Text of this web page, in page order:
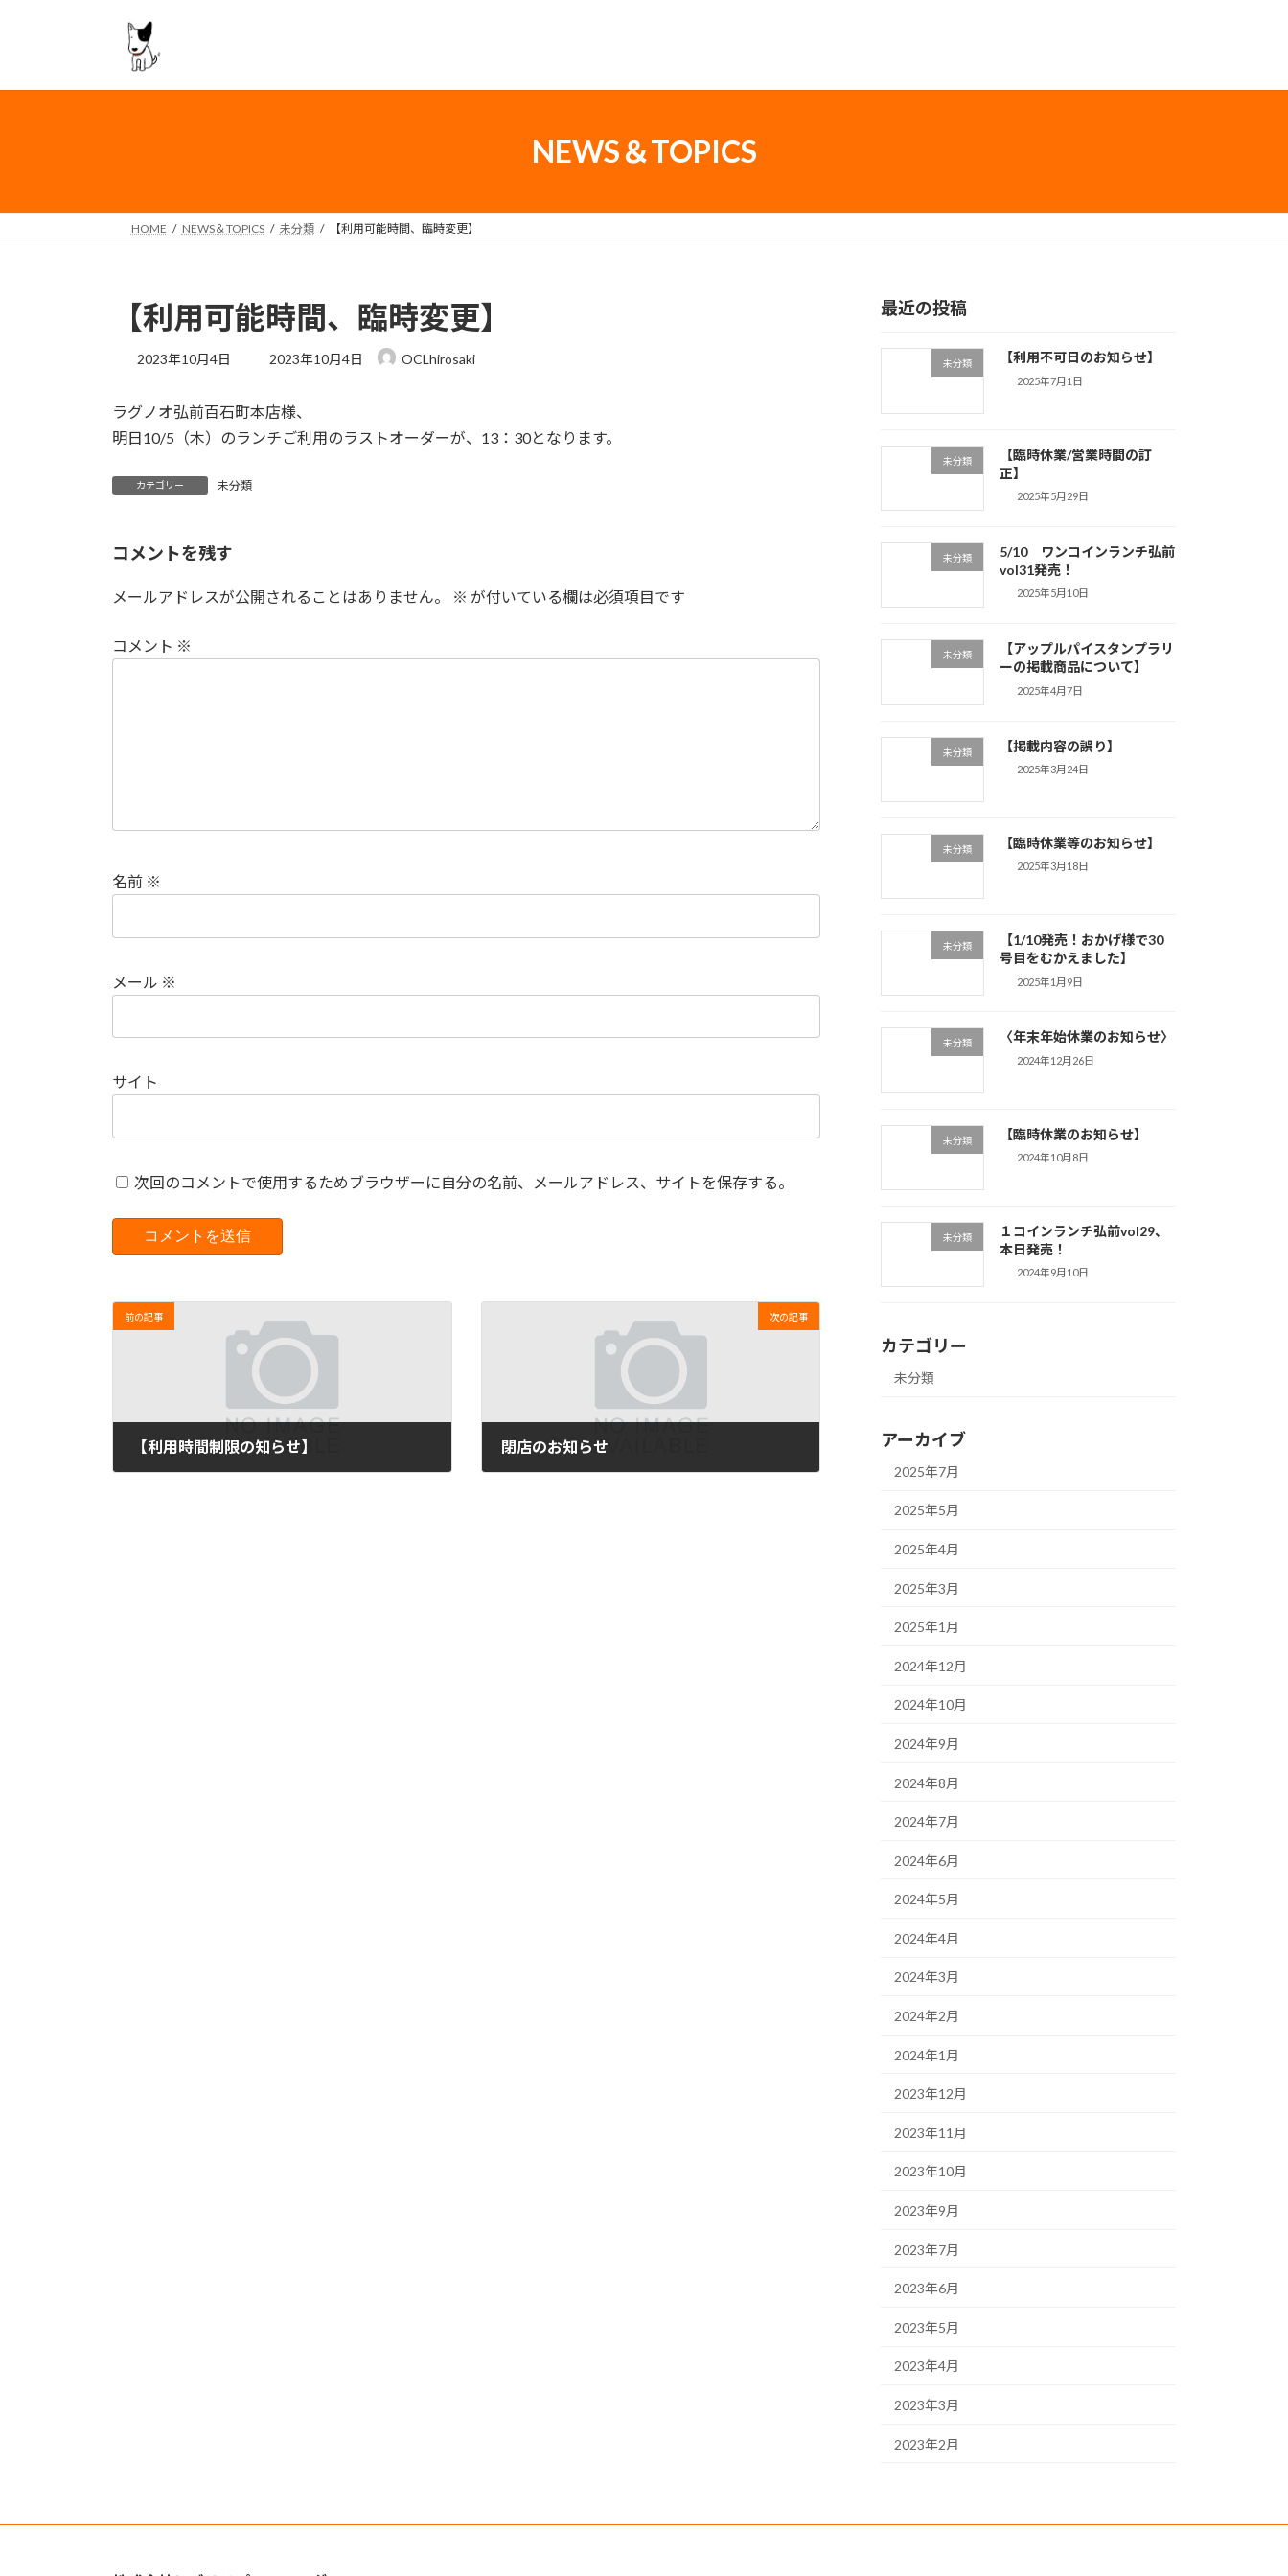
プ
動
NEWS＆TOPICS
HOME NEWS＆TOPICS 未分類 【利用可能時間、臨時変更】
【利用可能時間、臨時変更】
2023年10月4日
最
新
日
2023年10月4日 OCLhirosaki
ラグノオ弘前百石町本店様、
明日10/5（木）のランチご利用のラストオーダーが、13：30となります。
カテゴリー 未分類
コメントを残す
メールアドレスが公開されることはありません。 ※ が付いている欄は必須項目です
コメント ※
名前 ※
メール ※
サイト
次回のコメントで使用するためブラウザーに自分の名前、メールアドレス、サイトを保存する。
前の記事
【利用時間制限の知らせ】
次の記事
閉店のお知らせ
最近の投稿
未分類 【利用不可日のお知らせ】
2025年7月1日
未分類
【臨時休業/営業時間の訂
正】
2025年5月29日
未分類
5/10 ワンコインランチ弘前
vol31発売！
2025年5月10日
未分類
【アップルパイスタンプラリ
ーの掲載商品について】
2025年4月7日
未分類 【掲載内容の誤り】
2025年3月24日
未分類 【臨時休業等のお知らせ】
2025年3月18日
未分類
【1/10発売！おかげ様で30
号目をむかえました】
2025年1月9日
未分類 〈年末年始休業のお知らせ〉
2024年12月26日
未分類 【臨時休業のお知らせ】
2024年10月8日
未分類
１コインランチ弘前vol29、
本日発売！
2024年9月10日
カテゴリー
未分類
アーカイブ
2025年7月
2025年5月
2025年4月
2025年3月
2025年1月
2024年12月
2024年10月
2024年9月
2024年8月
2024年7月
2024年6月
2024年5月
2024年4月
2024年3月
2024年2月
2024年1月
2023年12月
2023年11月
2023年10月
2023年9月
2023年7月
2023年6月
2023年5月
2023年4月
2023年3月
2023年2月